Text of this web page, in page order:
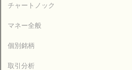
チャートノック
マネー全般
個別銘柄
取引分析